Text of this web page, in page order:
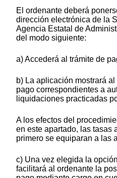
El ordenante deberá
dirección electrónica de la
Agencia Estatal de
del modo siguiente:
a) Accederá al trámite de
b) La aplicación mostrará
pago correspondientes a
liquidaciones practicadas
A los efectos del
en este apartado, las tasas
primero se equiparan a las
c) Una vez elegida la
facilitará al ordenante la